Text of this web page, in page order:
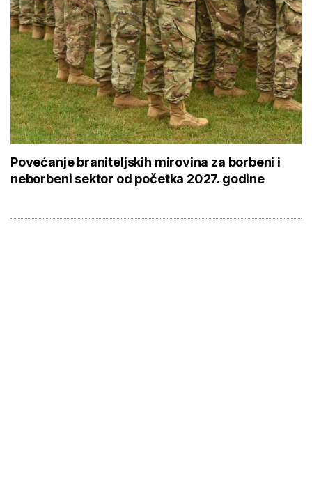
Povećanje braniteljskih mirovina za borbeni i
neborbeni sektor od početka 2027. godine